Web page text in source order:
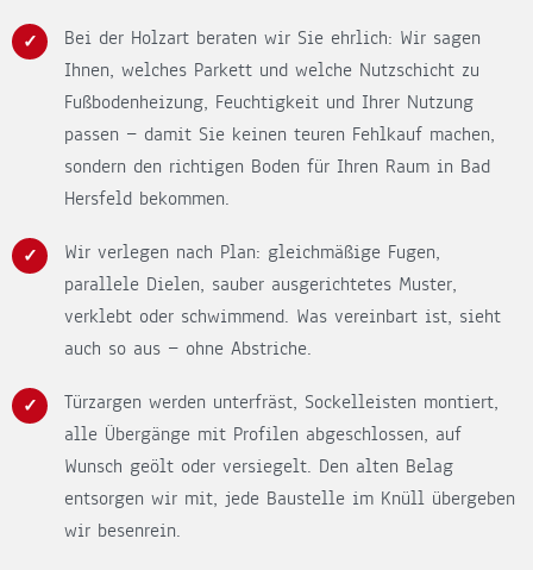
Bei der Holzart beraten wir Sie ehrlich: Wir sagen
Ihnen, welches Parkett und welche Nutzschicht zu
Fußbodenheizung, Feuchtigkeit und Ihrer Nutzung
passen — damit Sie keinen teuren Fehlkauf machen,
sondern den richtigen Boden für Ihren Raum in Bad
Hersfeld bekommen.
Wir verlegen nach Plan: gleichmäßige Fugen,
parallele Dielen, sauber ausgerichtetes Muster,
verklebt oder schwimmend. Was vereinbart ist, sieht
auch so aus — ohne Abstriche.
Türzargen werden unterfräst, Sockelleisten montiert,
alle Übergänge mit Profilen abgeschlossen, auf
Wunsch geölt oder versiegelt. Den alten Belag
entsorgen wir mit, jede Baustelle im Knüll übergeben
wir besenrein.